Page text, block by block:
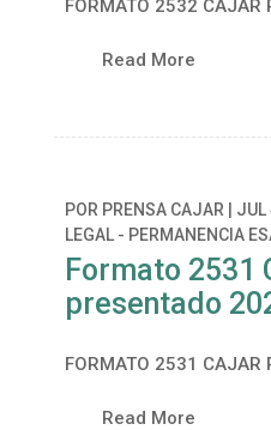
FORMATO 2532 CAJAR
Read More
POR PRENSA CAJAR JUL
LEGAL - PERMANENCIA
Formato 2531
presentado
FORMATO 2531 CAJAR
Read More